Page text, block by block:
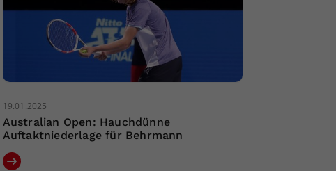
19.01.2025
Australian Open: Hauchdünne
Auftaktniederlage für Behrmann